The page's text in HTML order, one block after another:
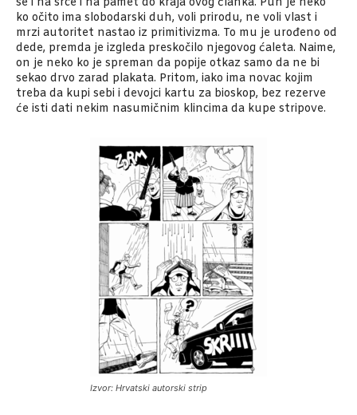
ko očito ima slobodarski duh, voli prirodu, ne voli vlast i
mrzi autoritet nastao iz primitivizma. To mu je urođeno od
dede, premda je izgleda preskočilo njegovog ćaleta. Naime,
on je neko ko je spreman da popije otkaz samo da ne bi
sekao drvo zarad plakata. Pritom, iako ima novac kojim
treba da kupi sebi i devojci kartu za bioskop, bez rezerve
će isti dati nekim nasumičnim klincima da kupe stripove.
Izvor: Hrvatski autorski strip